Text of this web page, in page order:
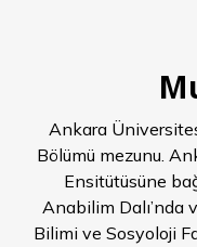
Ankara
Bölümü mezunu.
Ensitütüsüne
Anabilim Dalı’nda
Bilimi ve Sosyoloji